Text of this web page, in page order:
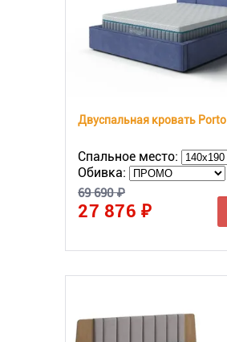
Двуспальная кровать Porto
Спальное место:
Обивка:
69 690 ₽
27 876 ₽